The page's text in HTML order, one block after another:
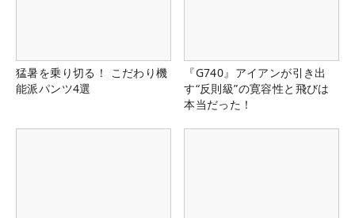
猛暑を乗り切る！ こだわり機
能派パンツ4選
『G740』アイアンが引き出
す“反則級”の寛容性と飛びは
本当だった！